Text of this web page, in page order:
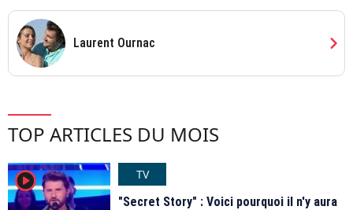
Laurent Ournac chevron_right
TOP ARTICLES DU MOIS
player2
TV
"Secret Story" : Voici pourquoi il n'y aura